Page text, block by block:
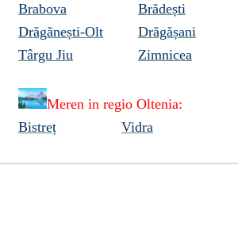
Brabova
Brădești
Drăgănești-Olt
Drăgășani
Târgu Jiu
Zimnicea
Meren in regio Oltenia:
Bistreț
Vidra